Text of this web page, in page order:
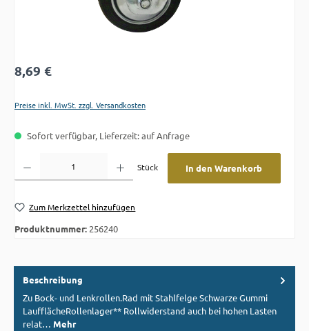
Regulärer Preis:
8,69 €
Preise inkl. MwSt. zzgl. Versandkosten
Sofort verfügbar, Lieferzeit: auf Anfrage
Stück
In den Warenkorb
Zum Merkzettel hinzufügen
Produktnummer: 256240
Beschreibung
Zu Bock- und Lenkrollen.Rad mit Stahlfelge Schwarze Gummi
LaufflächeRollenlager** Rollwiderstand auch bei hohen Lasten
relat… Mehr